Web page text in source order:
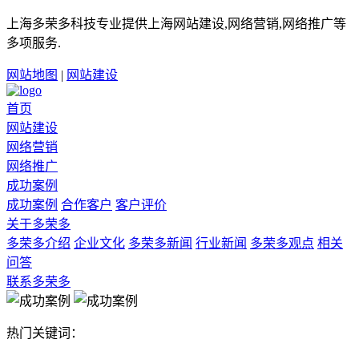
上海多荣多科技专业提供上海网站建设,网络营销,网络推广等
多项服务.
网站地图 | 网站建设
首页
网站建设
网络营销
网络推广
成功案例
成功案例 合作客户 客户评价
关于多荣多
多荣多介绍 企业文化 多荣多新闻 行业新闻 多荣多观点 相关
问答
联系多荣多
热门关键词：